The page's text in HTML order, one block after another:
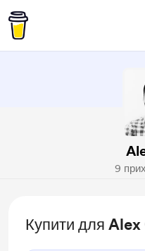
9
Купити для